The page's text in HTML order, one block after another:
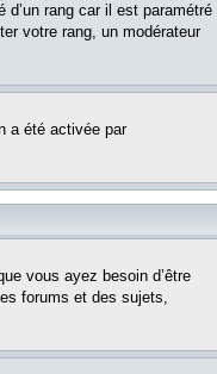
rang car il est paramétré
votre rang, un modérateur
a été activée par
vous ayez besoin d’être
forums et des sujets,